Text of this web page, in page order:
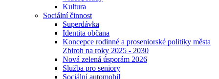
Kultura
Sociální činnost
Superdávka
Identita občana
Koncepce rodinné a proseniorské politiky města
Zbiroh na roky 2025 - 2030
Nová zelená úsporám 2026
Služba pro seniory
Sociální automobil